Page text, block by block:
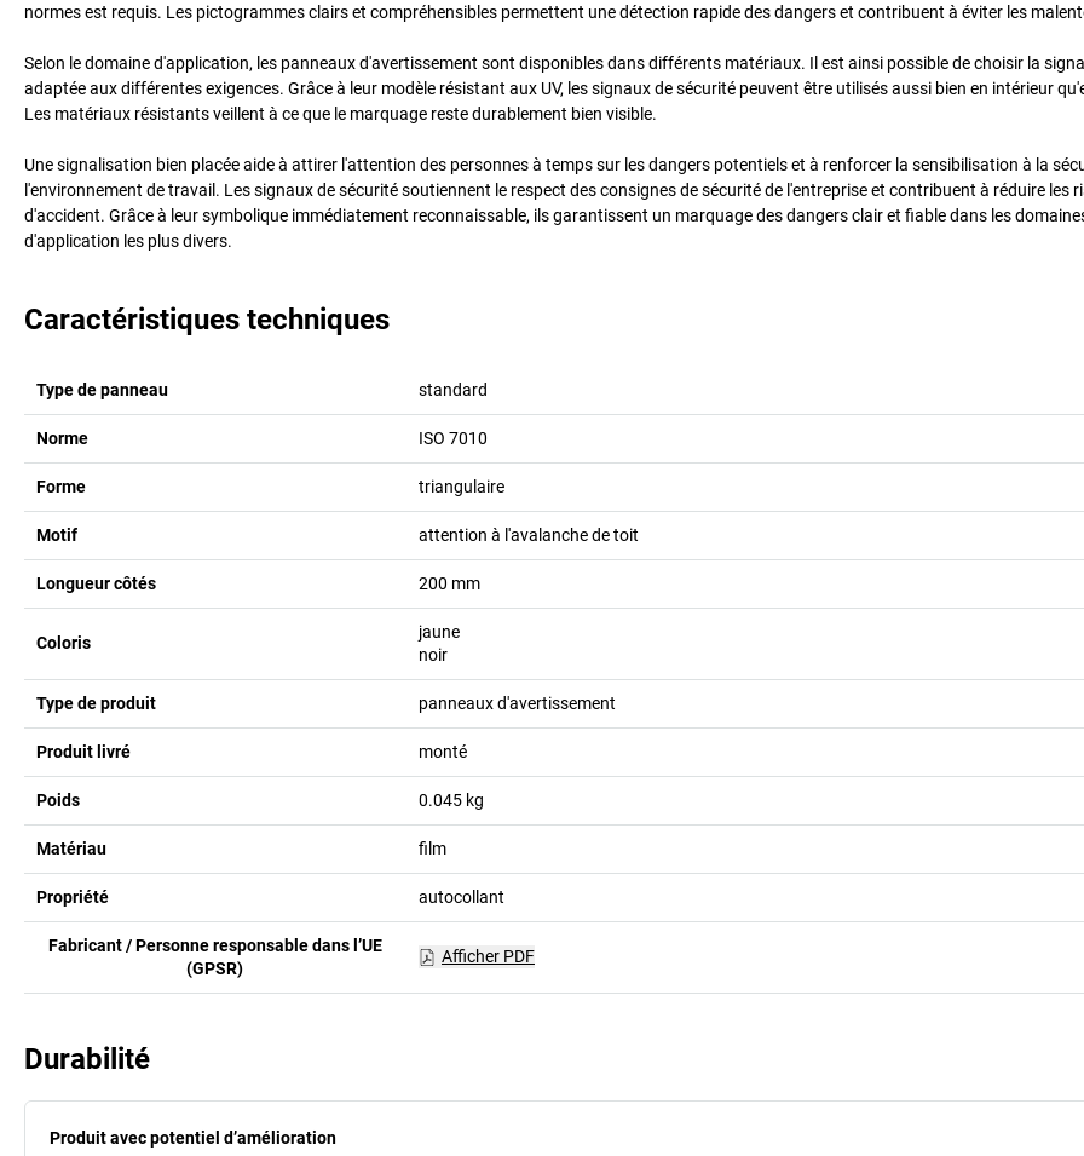
normes est requis. Les pictogrammes clairs et compréhensibles permettent une détection rapide des dangers et contribuent à éviter les
Selon le domaine d'application, les panneaux d'avertissement sont disponibles dans différents matériaux. Il est ainsi possible de choisir la
adaptée aux différentes exigences. Grâce à leur modèle résistant aux UV, les signaux de sécurité peuvent être utilisés aussi bien en intérieur
Les matériaux résistants veillent à ce que le marquage reste durablement bien visible.
Une signalisation bien placée aide à attirer l'attention des personnes à temps sur les dangers potentiels et à renforcer la sensibilisation à la
l'environnement de travail. Les signaux de sécurité soutiennent le respect des consignes de sécurité de l'entreprise et contribuent à réduire les
d'accident. Grâce à leur symbolique immédiatement reconnaissable, ils garantissent un marquage des dangers clair et fiable dans les
d'application les plus divers.
Caractéristiques techniques
Type de panneau standard
Norme ISO 7010
Forme triangulaire
Motif attention à l'avalanche de toit
Longueur côtés 200 mm
Coloris
jaune
noir
Type de produit panneaux d'avertissement
Produit livré monté
Poids 0.045 kg
Matériau film
Propriété autocollant
Fabricant / Personne responsable dans l’UE
(GPSR)
Afficher PDF
Durabilité
Produit avec potentiel d’amélioration